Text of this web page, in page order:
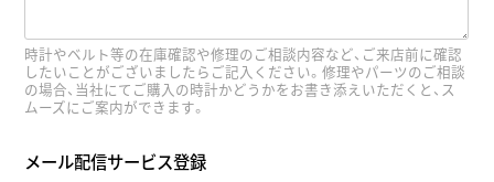
時計やベルト等の在庫確認や修理のご相談内容など、ご来店前に確認
したいことがございましたらご記入ください。修理やパーツのご相談
の場合、当社にてご購入の時計かどうかをお書き添えいただくと、ス
ムーズにご案内ができます。
メール配信サービス登録